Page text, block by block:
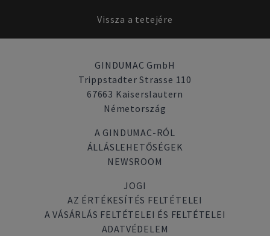
Vissza a tetejére
GINDUMAC GmbH
Trippstadter Strasse 110
67663 Kaiserslautern
Németország
A GINDUMAC-RÓL
ÁLLÁSLEHETŐSÉGEK
NEWSROOM
JOGI
AZ ÉRTÉKESÍTÉS FELTÉTELEI
A VÁSÁRLÁS FELTÉTELEI ÉS FELTÉTELEI
ADATVÉDELEM